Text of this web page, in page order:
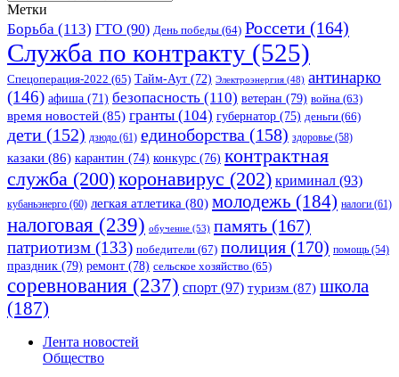
Метки
Борьба (113) ГТО (90) День победы (64) Россети (164)
Служба по контракту (525)
Спецоперация-2022 (65) Тайм-Аут (72) Электроэнергия (48) антинарко
(146) афиша (71) безопасность (110) ветеран (79) война (63)
время новостей (85) гранты (104) губернатор (75) деньги (66)
дети (152) дзюдо (61) единоборства (158) здоровье (58)
казаки (86) карантин (74) конкурс (76) контрактная
служба (200)коронавирус (202) криминал (93)
кубаньэнерго (60) легкая атлетика (80) молодежь (184) налоги (61)
налоговая (239) обучение (53) память (167)
патриотизм (133) победители (67) полиция (170) помощь (54)
праздник (79) ремонт (78) сельское хозяйство (65)
соревнования (237) спорт (97) туризм (87) школа
(187)
Лента новостей
Общество